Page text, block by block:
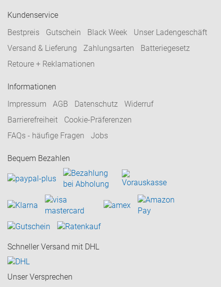
Kundenservice
Bestpreis
Gutschein Black Week
Unser Ladengeschäft
Versand & Lieferung
Zahlungsarten
Batteriegesetz
Retoure + Reklamationen
Informationen
Impressum
AGB Datenschutz
Widerruf
Barrierefreiheit
Cookie-Präferenzen
FAQs - häufige Fragen
Jobs
Bequem Bezahlen
Schneller Versand mit DHL
Unser Versprechen